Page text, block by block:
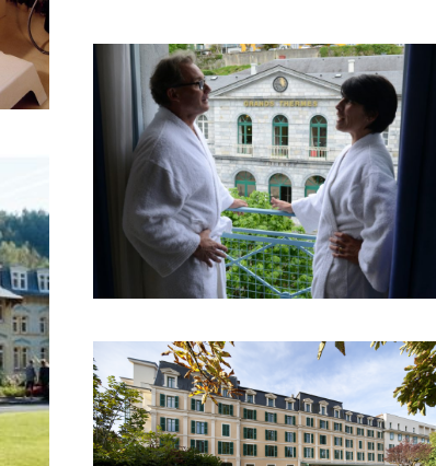
Bagnères-de-Bigorre – Les
grands thermes
Bains-les-Bains